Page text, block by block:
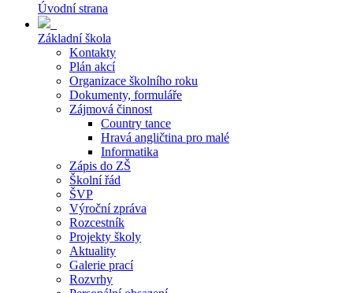
Úvodní strana
Základní škola
Kontakty
Plán akcí
Organizace školního roku
Dokumenty, formuláře
Zájmová činnost
Country tance
Hravá angličtina pro malé
Informatika
Zápis do ZŠ
Školní řád
ŠVP
Výroční zpráva
Rozcestník
Projekty školy
Aktuality
Galerie prací
Rozvrhy